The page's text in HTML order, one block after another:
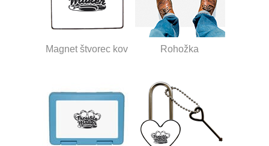
Magnet štvorec kov Rohožka